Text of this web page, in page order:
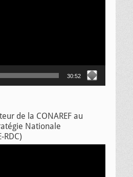
30:52
de la CONAREF au
Nationale
RDC)